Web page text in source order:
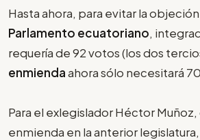
Hasta ahora, para evitar la
Parlamento ecuatoriano,
requería de 92 votos (los dos
enmiendaahora sólo necesitará
Para el exlegislador Héctor
enmienda en la anterior